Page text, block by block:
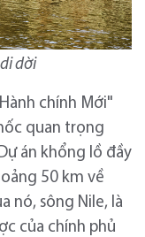
dời
chính Mới"
quan trọng
án khổng lồ đầy
50 km về
nó, sông Nile, là
của chính phủ